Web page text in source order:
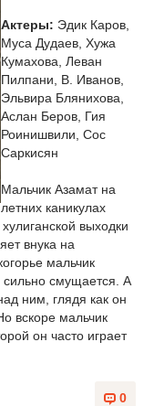
Актеры: Эдик Каров,
Муса Дудаев, Хужа
Кумахова, Леван
Пилпани, В. Иванов,
Эльвира Блянихова,
Аслан Беров, Гия
Роинишвили, Сос
Саркисян
Мальчик Азамат на
летних каникулах
выходки
внука на
мальчик
сильно смущается. А
ним, глядя как он
вскоре мальчик
он часто играет
0